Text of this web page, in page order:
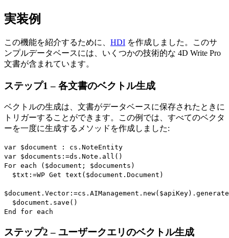
実装例
この機能を紹介するために、 HDI を作成しました。このサ
ンプルデータベースには、いくつかの技術的な 4D Write Pro
文書が含まれています。
ステップ1 – 各文書のベクトル生成
ベクトルの生成は、文書がデータベースに保存されたときに
トリガーすることができます。この例では、すべてのベクタ
ーを一度に生成するメソッドを作成しました:
var $document : cs . NoteEntity
var $documents :=ds . Note . all ()
For each ( $document ; $documents )
$txt :=WP Get text ( $document . Document )
$document . Vector :=cs . AIManagement . new( $apiKey).
$document . save ()
End for each
ステップ2 – ユーザークエリのベクトル生成